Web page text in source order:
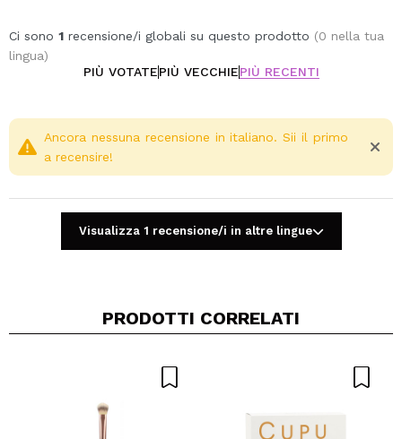
Ci sono 1 recensione/i globali su questo prodotto (0 nella tua
lingua)
PIÙ VOTATEPIÙ VECCHIEPIÙ RECENTI
Condividi un video o una foto
Ancora nessuna recensione in italiano. Sii il primo
a recensire!
Visualizza 1 recensione/i in altre lingue
PRODOTTI CORRELATI